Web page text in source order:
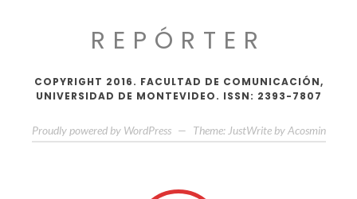
REPÓRTER
COPYRIGHT 2016. FACULTAD DE COMUNICACIÓN,
UNIVERSIDAD DE MONTEVIDEO. ISSN: 2393-7807
Proudly powered by WordPress — Theme: JustWrite by Acosmin